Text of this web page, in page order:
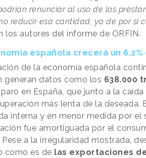
renunciar al uso de los
reducir esa cantidad, ya de por sí
los autores del informe de ORFIN.
española crecerá un 6,2%
de la economía española
generan datos como los 638.000
paro en España, que junto a la
más lenta de la
interna y en menor medida por el
fue amortiguada por el
Pese a la irregularidad mostrada,
como es de las exportaciones